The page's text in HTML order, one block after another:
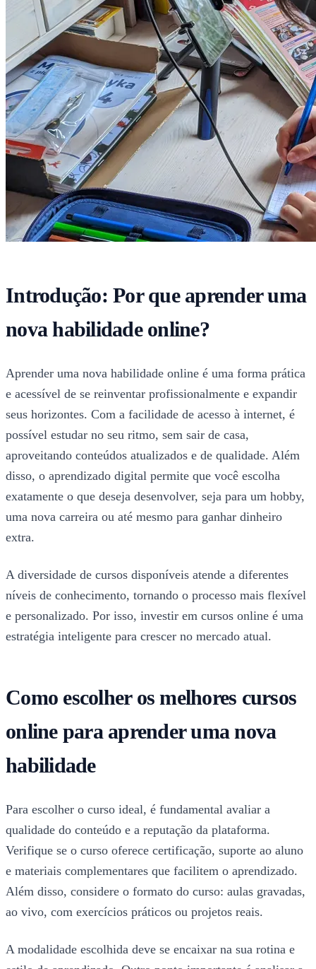
Introdução: Por que aprender uma
nova habilidade online?
Aprender uma nova habilidade online é uma forma prática
e acessível de se reinventar profissionalmente e expandir
seus horizontes. Com a facilidade de acesso à internet, é
possível estudar no seu ritmo, sem sair de casa,
aproveitando conteúdos atualizados e de qualidade. Além
disso, o aprendizado digital permite que você escolha
exatamente o que deseja desenvolver, seja para um hobby,
uma nova carreira ou até mesmo para ganhar dinheiro
extra.
A diversidade de cursos disponíveis atende a diferentes
níveis de conhecimento, tornando o processo mais flexível
e personalizado. Por isso, investir em cursos online é uma
estratégia inteligente para crescer no mercado atual.
Como escolher os melhores cursos
online para aprender uma nova
habilidade
Para escolher o curso ideal, é fundamental avaliar a
qualidade do conteúdo e a reputação da plataforma.
Verifique se o curso oferece certificação, suporte ao aluno
e materiais complementares que facilitem o aprendizado.
Além disso, considere o formato do curso: aulas gravadas,
ao vivo, com exercícios práticos ou projetos reais.
A modalidade escolhida deve se encaixar na sua rotina e